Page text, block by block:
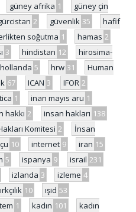
güney afrika 1
güney çin
2 güvenlik 35
hafif
soğutma 1 hamas 2
3 hindistan 12
hirosima-
hollanda 5 hrw 31
Human
67 ICAN 3 IFOR 2
1 inan mayıs aru 1
hakkı 2 insan hakları 138
Komitesi 2
İnsan
10 internet 9 iran 15
5 ispanya 9 israil 231
izlanda 3 izleme 4
ırkçılık 10 ışid 53
1 kadın 101
kadın